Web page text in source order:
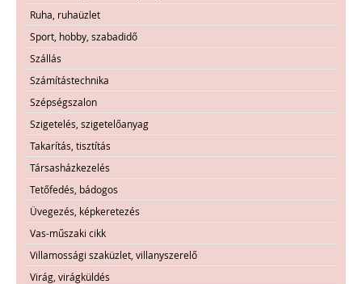
Ruha, ruhaüzlet
Sport, hobby, szabadidő
Szállás
Számítástechnika
Szépségszalon
Szigetelés, szigetelőanyag
Takarítás, tisztítás
Társasházkezelés
Tetőfedés, bádogos
Üvegezés, képkeretezés
Vas-műszaki cikk
Villamossági szaküzlet, villanyszerelő
Virág, virágküldés